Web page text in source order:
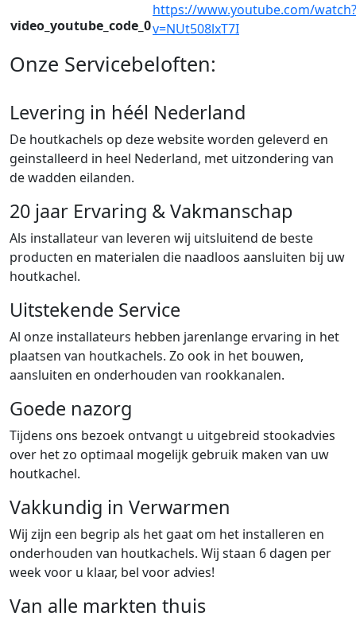
video_youtube_code_0
https://www.youtube.com/watch?
v=NUt508lxT7I
Onze Servicebeloften:
Levering in héél Nederland
De houtkachels op deze website worden geleverd en
geinstalleerd in heel Nederland, met uitzondering van
de wadden eilanden.
20 jaar Ervaring & Vakmanschap
Als installateur van leveren wij uitsluitend de beste
producten en materialen die naadloos aansluiten bij uw
houtkachel.
Uitstekende Service
Al onze installateurs hebben jarenlange ervaring in het
plaatsen van houtkachels. Zo ook in het bouwen,
aansluiten en onderhouden van rookkanalen.
Goede nazorg
Tijdens ons bezoek ontvangt u uitgebreid stookadvies
over het zo optimaal mogelijk gebruik maken van uw
houtkachel.
Vakkundig in Verwarmen
Wij zijn een begrip als het gaat om het installeren en
onderhouden van houtkachels. Wij staan 6 dagen per
week voor u klaar, bel voor advies!
Van alle markten thuis